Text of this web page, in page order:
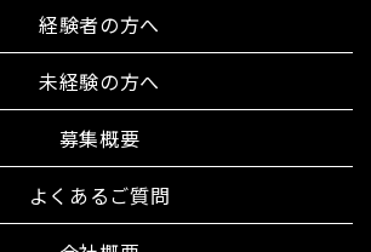
経験者の方へ
未経験の方へ
募集概要
よくあるご質問